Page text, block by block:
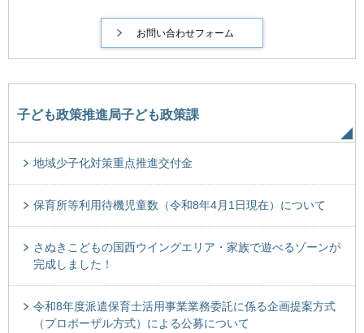
子ども政策推進局子ども政策課
地域少子化対策重点推進交付金
保育所等利用待機児童数（令和8年4月1日現在）について
さぬきこどもの国西ウイングエリア・家族で遊べるゾーンが
完成しました！
令和8年度派遣保育士活用事業業務委託に係る企画提案方式
（プロポーザル方式）による公募について